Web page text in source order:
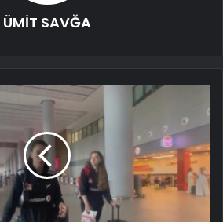
ÜMİT SAVĞA